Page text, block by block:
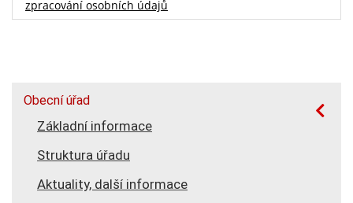
zpracování osobních údajů
Obecní úřad
Základní informace
Struktura úřadu
Aktuality, další informace